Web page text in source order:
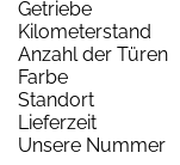
Getriebe
Kilometerstand
Anzahl der Türen
Farbe
Standort
Lieferzeit
Unsere Nummer